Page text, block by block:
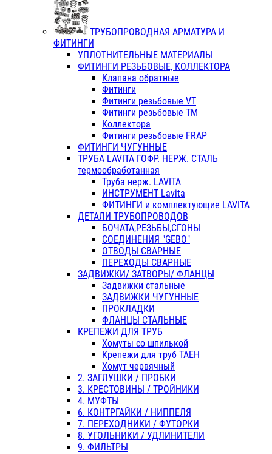
ТРУБОПРОВОДНАЯ АРМАТУРА И
ФИТИНГИ
УПЛОТНИТЕЛЬНЫЕ МАТЕРИАЛЫ
ФИТИНГИ РЕЗЬБОВЫЕ, КОЛЛЕКТОРА
Клапана обратные
Фитинги
Фитинги резьбовые VT
Фитинги резьбовые ТМ
Коллектора
Фитинги резьбовые FRAP
ФИТИНГИ ЧУГУННЫЕ
ТРУБА LAVITA ГОФР. НЕРЖ. СТАЛЬ
термообработанная
Труба нерж. LAVITA
ИНСТРУМЕНТ Lavita
ФИТИНГИ и комплектующие LAVITA
ДЕТАЛИ ТРУБОПРОВОДОВ
БОЧАТА,РЕЗЬБЫ,СГОНЫ
СОЕДИНЕНИЯ "GEBO"
ОТВОДЫ СВАРНЫЕ
ПЕРЕХОДЫ СВАРНЫЕ
ЗАДВИЖКИ/ ЗАТВОРЫ/ ФЛАНЦЫ
Задвижки стальные
ЗАДВИЖКИ ЧУГУННЫЕ
ПРОКЛАДКИ
ФЛАНЦЫ СТАЛЬНЫЕ
КРЕПЕЖИ ДЛЯ ТРУБ
Хомуты со шпилькой
Крепежи для труб ТАЕН
Хомут червячный
2. ЗАГЛУШКИ / ПРОБКИ
3. КРЕСТОВИНЫ / ТРОЙНИКИ
4. МУФТЫ
6. КОНТРГАЙКИ / НИППЕЛЯ
7. ПЕРЕХОДНИКИ / ФУТОРКИ
8. УГОЛЬНИКИ / УДЛИНИТЕЛИ
9. ФИЛЬТРЫ